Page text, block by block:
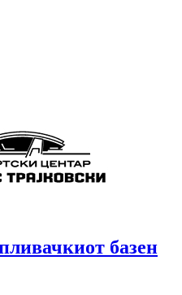
базен